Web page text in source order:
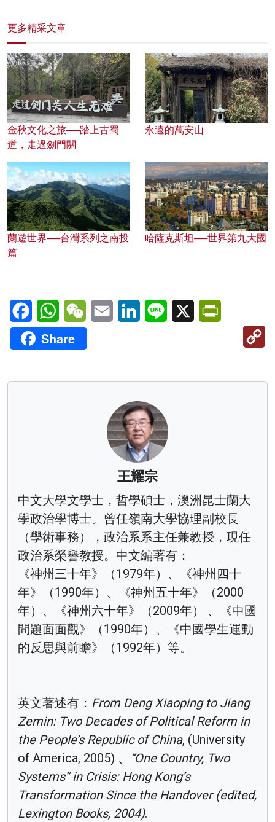
更多精采文章
金秋文化之旅──踏上古蜀
道，走過劍門關
永遠的萬安山
蘭遊世界──台灣系列之南投
篇
哈薩克斯坦──世界第九大國
FacebookWhatsAppWeChatEmail LinkedInLine X
Share
王耀宗
中文大學文學士，哲學碩士，澳洲昆士蘭大
學政治學博士。曾任嶺南大學協理副校長
（學術事務），政治系系主任兼教授，現任
政治系榮譽教授。中文編著有：
《神州三十年》（1979年）、《神州四十
年》（1990年）、《神州五十年》（2000
年）、《神州六十年》（2009年） 、《中國
問題面面觀》（1990年）、《中國學生運動
的反思與前瞻》（1992年）等。
英文著述有： From Deng Xiaoping to Jiang
Zemin: Two Decades of Political Reform in
the People’s Republic of China, (University
of America, 2005) 、
“One Country, Two
Systems” in Crisis: Hong Kong’s
Transformation Since the Handover (edited,
Lexington Books, 2004).